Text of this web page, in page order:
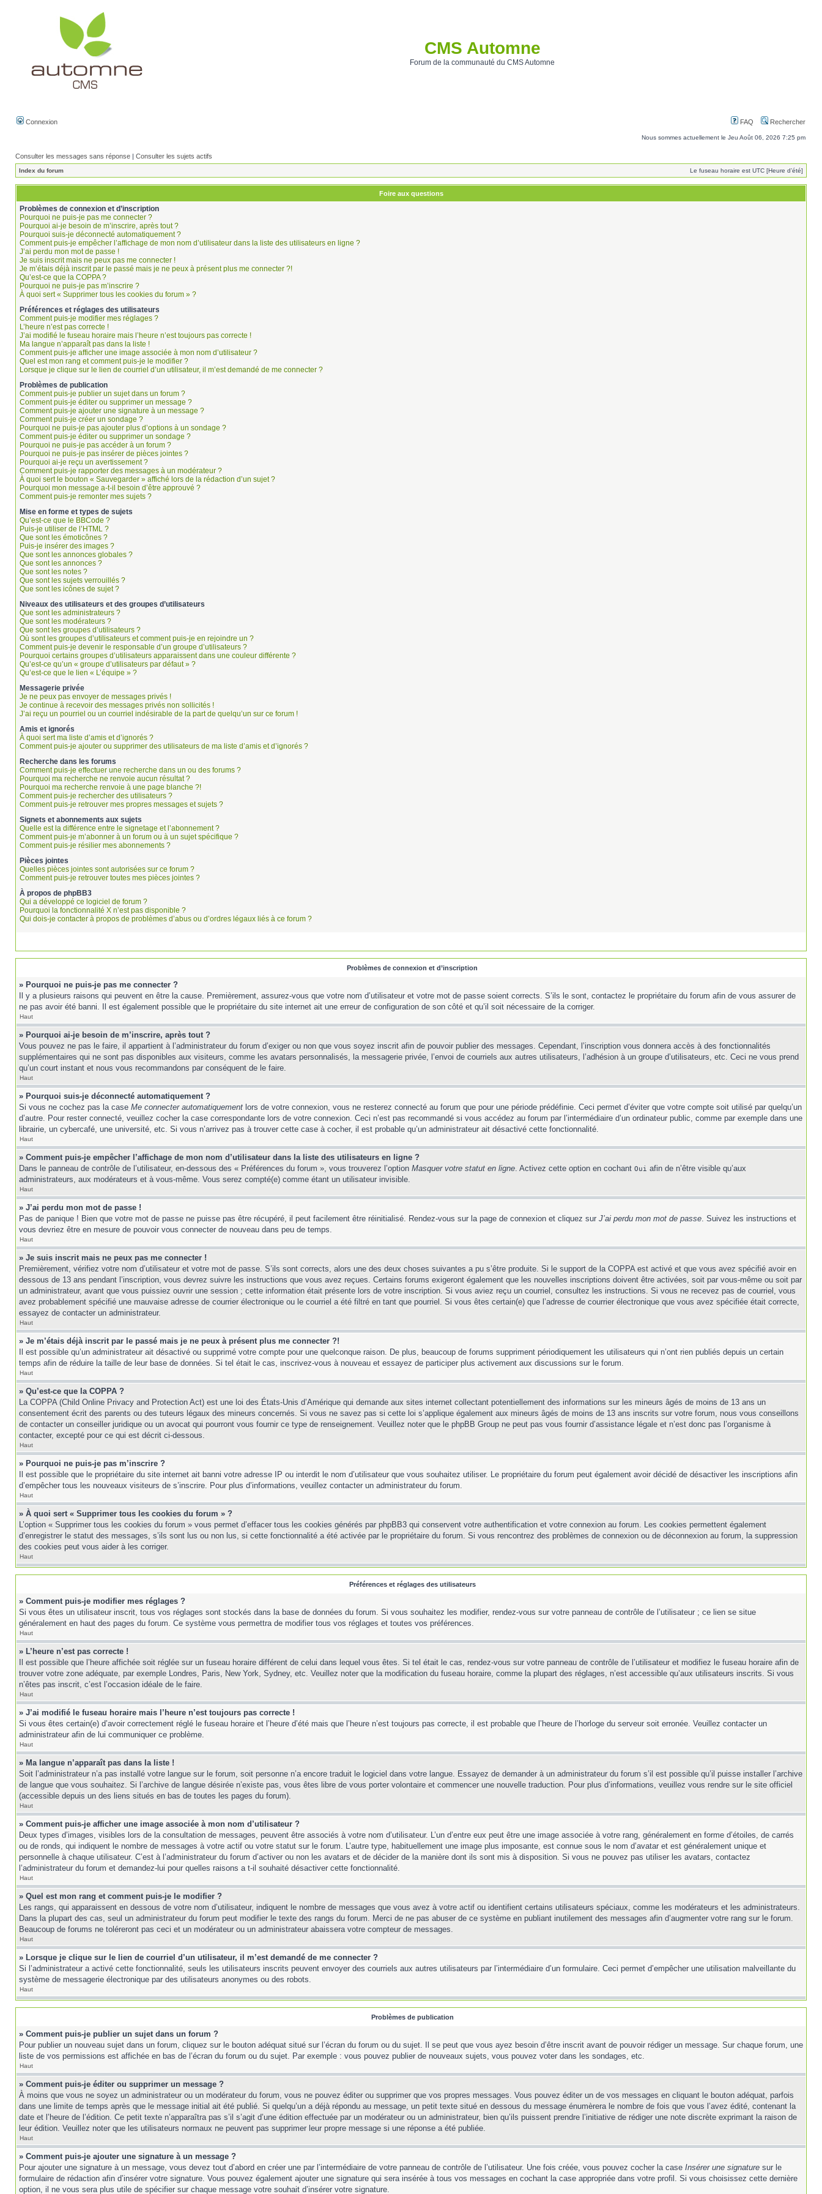
CMS Automne
Forum de la communauté du CMS Automne
Connexion FAQ Rechercher
Nous sommes actuellement le Jeu Août 06, 2026 7:25 pm
Consulter les messages sans réponse | Consulter les sujets actifs
Index du forum Le fuseau horaire est UTC [Heure d’été]
Foire aux questions
Problèmes de connexion et d’inscription
Pourquoi ne puis-je pas me connecter ?
Pourquoi ai-je besoin de m’inscrire, après tout ?
Pourquoi suis-je déconnecté automatiquement ?
Comment puis-je empêcher l’affichage de mon nom d’utilisateur dans la liste des utilisateurs en ligne ?
J’ai perdu mon mot de passe !
Je suis inscrit mais ne peux pas me connecter !
Je m’étais déjà inscrit par le passé mais je ne peux à présent plus me connecter ?!
Qu’est-ce que la COPPA ?
Pourquoi ne puis-je pas m’inscrire ?
À quoi sert « Supprimer tous les cookies du forum » ?
Préférences et réglages des utilisateurs
Comment puis-je modifier mes réglages ?
L’heure n’est pas correcte !
J’ai modifié le fuseau horaire mais l’heure n’est toujours pas correcte !
Ma langue n’apparaît pas dans la liste !
Comment puis-je afficher une image associée à mon nom d’utilisateur ?
Quel est mon rang et comment puis-je le modifier ?
Lorsque je clique sur le lien de courriel d’un utilisateur, il m’est demandé de me connecter ?
Problèmes de publication
Comment puis-je publier un sujet dans un forum ?
Comment puis-je éditer ou supprimer un message ?
Comment puis-je ajouter une signature à un message ?
Comment puis-je créer un sondage ?
Pourquoi ne puis-je pas ajouter plus d’options à un sondage ?
Comment puis-je éditer ou supprimer un sondage ?
Pourquoi ne puis-je pas accéder à un forum ?
Pourquoi ne puis-je pas insérer de pièces jointes ?
Pourquoi ai-je reçu un avertissement ?
Comment puis-je rapporter des messages à un modérateur ?
À quoi sert le bouton « Sauvegarder » affiché lors de la rédaction d’un sujet ?
Pourquoi mon message a-t-il besoin d’être approuvé ?
Comment puis-je remonter mes sujets ?
Mise en forme et types de sujets
Qu’est-ce que le BBCode ?
Puis-je utiliser de l’HTML ?
Que sont les émoticônes ?
Puis-je insérer des images ?
Que sont les annonces globales ?
Que sont les annonces ?
Que sont les notes ?
Que sont les sujets verrouillés ?
Que sont les icônes de sujet ?
Niveaux des utilisateurs et des groupes d’utilisateurs
Que sont les administrateurs ?
Que sont les modérateurs ?
Que sont les groupes d’utilisateurs ?
Où sont les groupes d’utilisateurs et comment puis-je en rejoindre un ?
Comment puis-je devenir le responsable d’un groupe d’utilisateurs ?
Pourquoi certains groupes d’utilisateurs apparaissent dans une couleur différente ?
Qu’est-ce qu’un « groupe d’utilisateurs par défaut » ?
Qu’est-ce que le lien « L’équipe » ?
Messagerie privée
Je ne peux pas envoyer de messages privés !
Je continue à recevoir des messages privés non sollicités !
J’ai reçu un pourriel ou un courriel indésirable de la part de quelqu’un sur ce forum !
Amis et ignorés
À quoi sert ma liste d’amis et d’ignorés ?
Comment puis-je ajouter ou supprimer des utilisateurs de ma liste d’amis et d’ignorés ?
Recherche dans les forums
Comment puis-je effectuer une recherche dans un ou des forums ?
Pourquoi ma recherche ne renvoie aucun résultat ?
Pourquoi ma recherche renvoie à une page blanche ?!
Comment puis-je rechercher des utilisateurs ?
Comment puis-je retrouver mes propres messages et sujets ?
Signets et abonnements aux sujets
Quelle est la différence entre le signetage et l’abonnement ?
Comment puis-je m’abonner à un forum ou à un sujet spécifique ?
Comment puis-je résilier mes abonnements ?
Pièces jointes
Quelles pièces jointes sont autorisées sur ce forum ?
Comment puis-je retrouver toutes mes pièces jointes ?
À propos de phpBB3
Qui a développé ce logiciel de forum ?
Pourquoi la fonctionnalité X n’est pas disponible ?
Qui dois-je contacter à propos de problèmes d’abus ou d’ordres légaux liés à ce forum ?
Problèmes de connexion et d’inscription
» Pourquoi ne puis-je pas me connecter ?
Il y a plusieurs raisons qui peuvent en être la cause. Premièrement, assurez-vous que votre nom d’utilisateur et votre mot de passe soient corrects. S’ils le sont, contactez le propriétaire du forum afin de vous assurer de
ne pas avoir été banni. Il est également possible que le propriétaire du site internet ait une erreur de configuration de son côté et qu’il soit nécessaire de la corriger.
Haut
» Pourquoi ai-je besoin de m’inscrire, après tout ?
Vous pouvez ne pas le faire, il appartient à l’administrateur du forum d’exiger ou non que vous soyez inscrit afin de pouvoir publier des messages. Cependant, l’inscription vous donnera accès à des fonctionnalités
supplémentaires qui ne sont pas disponibles aux visiteurs, comme les avatars personnalisés, la messagerie privée, l’envoi de courriels aux autres utilisateurs, l’adhésion à un groupe d’utilisateurs, etc. Ceci ne vous prend
qu’un court instant et nous vous recommandons par conséquent de le faire.
Haut
» Pourquoi suis-je déconnecté automatiquement ?
Si vous ne cochez pas la case Me connecter automatiquement lors de votre connexion, vous ne resterez connecté au forum que pour une période prédéfinie. Ceci permet d’éviter que votre compte soit utilisé par quelqu’un
d’autre. Pour rester connecté, veuillez cocher la case correspondante lors de votre connexion. Ceci n’est pas recommandé si vous accédez au forum par l’intermédiaire d’un ordinateur public, comme par exemple dans une
librairie, un cybercafé, une université, etc. Si vous n’arrivez pas à trouver cette case à cocher, il est probable qu’un administrateur ait désactivé cette fonctionnalité.
Haut
» Comment puis-je empêcher l’affichage de mon nom d’utilisateur dans la liste des utilisateurs en ligne ?
Dans le panneau de contrôle de l’utilisateur, en-dessous des « Préférences du forum », vous trouverez l’option Masquer votre statut en ligne. Activez cette option en cochant Oui afin de n’être visible qu’aux
administrateurs, aux modérateurs et à vous-même. Vous serez compté(e) comme étant un utilisateur invisible.
Haut
» J’ai perdu mon mot de passe !
Pas de panique ! Bien que votre mot de passe ne puisse pas être récupéré, il peut facilement être réinitialisé. Rendez-vous sur la page de connexion et cliquez sur J’ai perdu mon mot de passe. Suivez les instructions et
vous devriez être en mesure de pouvoir vous connecter de nouveau dans peu de temps.
Haut
» Je suis inscrit mais ne peux pas me connecter !
Premièrement, vérifiez votre nom d’utilisateur et votre mot de passe. S’ils sont corrects, alors une des deux choses suivantes a pu s’être produite. Si le support de la COPPA est activé et que vous avez spécifié avoir en
dessous de 13 ans pendant l’inscription, vous devrez suivre les instructions que vous avez reçues. Certains forums exigeront également que les nouvelles inscriptions doivent être activées, soit par vous-même ou soit par
un administrateur, avant que vous puissiez ouvrir une session ; cette information était présente lors de votre inscription. Si vous aviez reçu un courriel, consultez les instructions. Si vous ne recevez pas de courriel, vous
avez probablement spécifié une mauvaise adresse de courrier électronique ou le courriel a été filtré en tant que pourriel. Si vous êtes certain(e) que l’adresse de courrier électronique que vous avez spécifiée était correcte,
essayez de contacter un administrateur.
Haut
» Je m’étais déjà inscrit par le passé mais je ne peux à présent plus me connecter ?!
Il est possible qu’un administrateur ait désactivé ou supprimé votre compte pour une quelconque raison. De plus, beaucoup de forums suppriment périodiquement les utilisateurs qui n’ont rien publiés depuis un certain
temps afin de réduire la taille de leur base de données. Si tel était le cas, inscrivez-vous à nouveau et essayez de participer plus activement aux discussions sur le forum.
Haut
» Qu’est-ce que la COPPA ?
La COPPA (Child Online Privacy and Protection Act) est une loi des États-Unis d’Amérique qui demande aux sites internet collectant potentiellement des informations sur les mineurs âgés de moins de 13 ans un
consentement écrit des parents ou des tuteurs légaux des mineurs concernés. Si vous ne savez pas si cette loi s’applique également aux mineurs âgés de moins de 13 ans inscrits sur votre forum, nous vous conseillons
de contacter un conseiller juridique ou un avocat qui pourront vous fournir ce type de renseignement. Veuillez noter que le phpBB Group ne peut pas vous fournir d’assistance légale et n’est donc pas l’organisme à
contacter, excepté pour ce qui est décrit ci-dessous.
Haut
» Pourquoi ne puis-je pas m’inscrire ?
Il est possible que le propriétaire du site internet ait banni votre adresse IP ou interdit le nom d’utilisateur que vous souhaitez utiliser. Le propriétaire du forum peut également avoir décidé de désactiver les inscriptions afin
d’empêcher tous les nouveaux visiteurs de s’inscrire. Pour plus d’informations, veuillez contacter un administrateur du forum.
Haut
» À quoi sert « Supprimer tous les cookies du forum » ?
L’option « Supprimer tous les cookies du forum » vous permet d’effacer tous les cookies générés par phpBB3 qui conservent votre authentification et votre connexion au forum. Les cookies permettent également
d’enregistrer le statut des messages, s’ils sont lus ou non lus, si cette fonctionnalité a été activée par le propriétaire du forum. Si vous rencontrez des problèmes de connexion ou de déconnexion au forum, la suppression
des cookies peut vous aider à les corriger.
Haut
Préférences et réglages des utilisateurs
» Comment puis-je modifier mes réglages ?
Si vous êtes un utilisateur inscrit, tous vos réglages sont stockés dans la base de données du forum. Si vous souhaitez les modifier, rendez-vous sur votre panneau de contrôle de l’utilisateur ; ce lien se situe
généralement en haut des pages du forum. Ce système vous permettra de modifier tous vos réglages et toutes vos préférences.
Haut
» L’heure n’est pas correcte !
Il est possible que l’heure affichée soit réglée sur un fuseau horaire différent de celui dans lequel vous êtes. Si tel était le cas, rendez-vous sur votre panneau de contrôle de l’utilisateur et modifiez le fuseau horaire afin de
trouver votre zone adéquate, par exemple Londres, Paris, New York, Sydney, etc. Veuillez noter que la modification du fuseau horaire, comme la plupart des réglages, n’est accessible qu’aux utilisateurs inscrits. Si vous
n’êtes pas inscrit, c’est l’occasion idéale de le faire.
Haut
» J’ai modifié le fuseau horaire mais l’heure n’est toujours pas correcte !
Si vous êtes certain(e) d’avoir correctement réglé le fuseau horaire et l’heure d’été mais que l’heure n’est toujours pas correcte, il est probable que l’heure de l’horloge du serveur soit erronée. Veuillez contacter un
administrateur afin de lui communiquer ce problème.
Haut
» Ma langue n’apparaît pas dans la liste !
Soit l’administrateur n’a pas installé votre langue sur le forum, soit personne n’a encore traduit le logiciel dans votre langue. Essayez de demander à un administrateur du forum s’il est possible qu’il puisse installer l’archive
de langue que vous souhaitez. Si l’archive de langue désirée n’existe pas, vous êtes libre de vous porter volontaire et commencer une nouvelle traduction. Pour plus d’informations, veuillez vous rendre sur le site officiel
(accessible depuis un des liens situés en bas de toutes les pages du forum).
Haut
» Comment puis-je afficher une image associée à mon nom d’utilisateur ?
Deux types d’images, visibles lors de la consultation de messages, peuvent être associés à votre nom d’utilisateur. L’un d’entre eux peut être une image associée à votre rang, généralement en forme d’étoiles, de carrés
ou de ronds, qui indiquent le nombre de messages à votre actif ou votre statut sur le forum. L’autre type, habituellement une image plus imposante, est connue sous le nom d’avatar et est généralement unique et
personnelle à chaque utilisateur. C’est à l’administrateur du forum d’activer ou non les avatars et de décider de la manière dont ils sont mis à disposition. Si vous ne pouvez pas utiliser les avatars, contactez
l’administrateur du forum et demandez-lui pour quelles raisons a t-il souhaité désactiver cette fonctionnalité.
Haut
» Quel est mon rang et comment puis-je le modifier ?
Les rangs, qui apparaissent en dessous de votre nom d’utilisateur, indiquent le nombre de messages que vous avez à votre actif ou identifient certains utilisateurs spéciaux, comme les modérateurs et les administrateurs.
Dans la plupart des cas, seul un administrateur du forum peut modifier le texte des rangs du forum. Merci de ne pas abuser de ce système en publiant inutilement des messages afin d’augmenter votre rang sur le forum.
Beaucoup de forums ne toléreront pas ceci et un modérateur ou un administrateur abaissera votre compteur de messages.
Haut
» Lorsque je clique sur le lien de courriel d’un utilisateur, il m’est demandé de me connecter ?
Si l’administrateur a activé cette fonctionnalité, seuls les utilisateurs inscrits peuvent envoyer des courriels aux autres utilisateurs par l’intermédiaire d’un formulaire. Ceci permet d’empêcher une utilisation malveillante du
système de messagerie électronique par des utilisateurs anonymes ou des robots.
Haut
Problèmes de publication
» Comment puis-je publier un sujet dans un forum ?
Pour publier un nouveau sujet dans un forum, cliquez sur le bouton adéquat situé sur l’écran du forum ou du sujet. Il se peut que vous ayez besoin d’être inscrit avant de pouvoir rédiger un message. Sur chaque forum, une
liste de vos permissions est affichée en bas de l’écran du forum ou du sujet. Par exemple : vous pouvez publier de nouveaux sujets, vous pouvez voter dans les sondages, etc.
Haut
» Comment puis-je éditer ou supprimer un message ?
À moins que vous ne soyez un administrateur ou un modérateur du forum, vous ne pouvez éditer ou supprimer que vos propres messages. Vous pouvez éditer un de vos messages en cliquant le bouton adéquat, parfois
dans une limite de temps après que le message initial ait été publié. Si quelqu’un a déjà répondu au message, un petit texte situé en dessous du message énumèrera le nombre de fois que vous l’avez édité, contenant la
date et l’heure de l’édition. Ce petit texte n’apparaîtra pas s’il s’agit d’une édition effectuée par un modérateur ou un administrateur, bien qu’ils puissent prendre l’initiative de rédiger une note discrète exprimant la raison de
leur édition. Veuillez noter que les utilisateurs normaux ne peuvent pas supprimer leur propre message si une réponse a été publiée.
Haut
» Comment puis-je ajouter une signature à un message ?
Pour ajouter une signature à un message, vous devez tout d’abord en créer une par l’intermédiaire de votre panneau de contrôle de l’utilisateur. Une fois créée, vous pouvez cocher la case Insérer une signature sur le
formulaire de rédaction afin d’insérer votre signature. Vous pouvez également ajouter une signature qui sera insérée à tous vos messages en cochant la case appropriée dans votre profil. Si vous choisissez cette dernière
option, il ne vous sera plus utile de spécifier sur chaque message votre souhait d’insérer votre signature.